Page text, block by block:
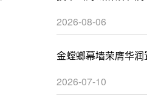
2026-08-06
金螳螂幕墙荣膺华
2026-07-10